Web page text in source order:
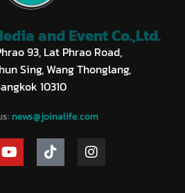
and Event Co.,Ltd.
93, Lat Phrao Road,
Sing, Wang Thonglang,
10310
news@joinalife.com